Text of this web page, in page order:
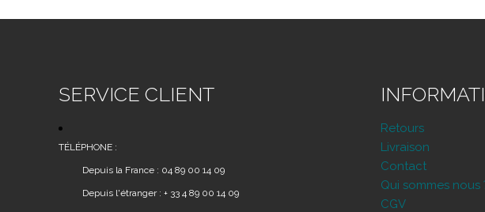
SERVICE CLIENT
TÉLÉPHONE :
Depuis la France : 04 89 00 14 09
Depuis l'étranger : + 33 4 89 00 14 09
Retours
Livraison
Contact
Qui sommes nous
CGV